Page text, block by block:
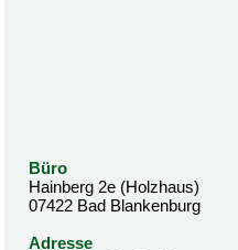
Büro
Hainberg 2e (Holzhaus)
07422 Bad Blankenburg
Adresse